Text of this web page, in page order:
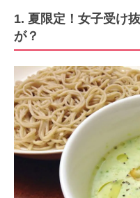
1. 夏限定！女子受け
が？